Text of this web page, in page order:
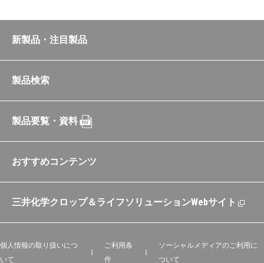
新製品・注目製品
製品検索
製品要覧・資料
おすすめコンテンツ
三井化学クロップ＆ライフソリューションWebサイト
個人情報の取り扱いにつ
いて
ご利用条
件
ソーシャルメディアのご利用に
ついて